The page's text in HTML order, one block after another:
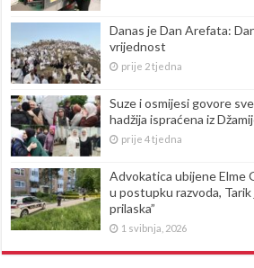
Danas je Dan Arefata:
vrijednost
prije 2 tjedna
Suze i osmijesi govore
hadžija ispraćena iz
prije 4 tjedna
Advokatica ubijene Elme
u postupku razvoda,
prilaska”
1 svibnja, 2026